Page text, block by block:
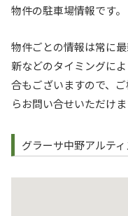
物件の駐車場情報です。
物件ごとの情報は常に
新などのタイミングに
合もございますので、
らお問い合せいただけ
グラーサ中野アルティ